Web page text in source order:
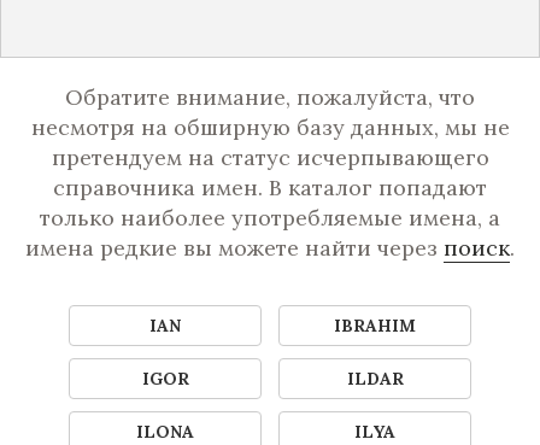
Обратите внимание, пожалуйста, что
несмотря на обширную базу данных, мы не
претендуем на статус исчерпывающего
справочника имен. В каталог попадают
только наиболее употребляемые имена, а
имена редкие вы можете найти через поиск.
IAN IBRAHIM
IGOR ILDAR
ILONA ILYA